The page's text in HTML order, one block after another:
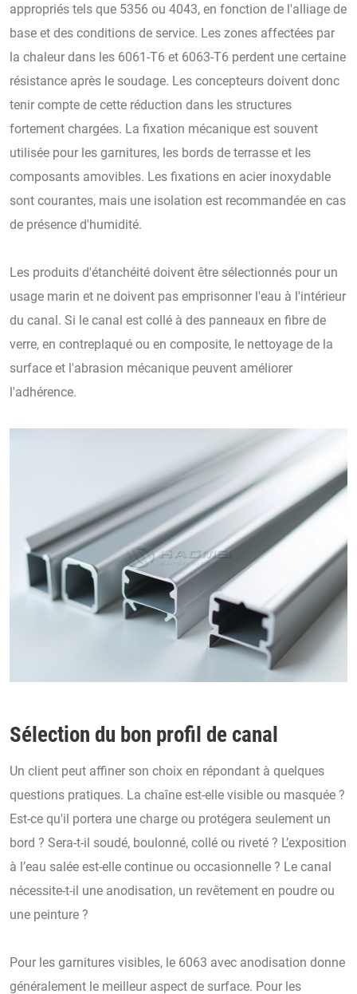
appropriés tels que 5356 ou 4043, en fonction de l'alliage de
base et des conditions de service. Les zones affectées par
la chaleur dans les 6061-T6 et 6063-T6 perdent une certaine
résistance après le soudage. Les concepteurs doivent donc
tenir compte de cette réduction dans les structures
fortement chargées. La fixation mécanique est souvent
utilisée pour les garnitures, les bords de terrasse et les
composants amovibles. Les fixations en acier inoxydable
sont courantes, mais une isolation est recommandée en cas
de présence d'humidité.
Les produits d'étanchéité doivent être sélectionnés pour un
usage marin et ne doivent pas emprisonner l'eau à l'intérieur
du canal. Si le canal est collé à des panneaux en fibre de
verre, en contreplaqué ou en composite, le nettoyage de la
surface et l'abrasion mécanique peuvent améliorer
l'adhérence.
Sélection du bon profil de canal
Un client peut affiner son choix en répondant à quelques
questions pratiques. La chaîne est-elle visible ou masquée ?
Est-ce qu'il portera une charge ou protégera seulement un
bord ? Sera-t-il soudé, boulonné, collé ou riveté ? L’exposition
à l’eau salée est-elle continue ou occasionnelle ? Le canal
nécessite-t-il une anodisation, un revêtement en poudre ou
une peinture ?
Pour les garnitures visibles, le 6063 avec anodisation donne
généralement le meilleur aspect de surface. Pour les